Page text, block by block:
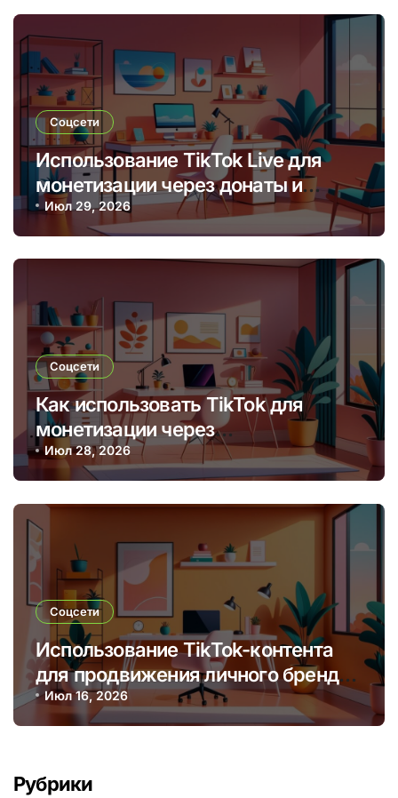
Соцсети
Использование TikTok Live для
монетизации через донаты и
платные подписки
Июл 29, 2026
Соцсети
Как использовать TikTok для
монетизации через
брендированные видео и
партнерские программы
Июл 28, 2026
Соцсети
Использование TikTok-контента
для продвижения личного бренда
и монетизации через творчество
Июл 16, 2026
Рубрики